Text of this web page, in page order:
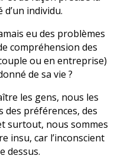
individu.
eu des problèmes
compréhension des
ou en entreprise)
de sa vie ?
les gens, nous les
des préférences, des
surtout, nous sommes
insu, car l’inconscient
dessus.